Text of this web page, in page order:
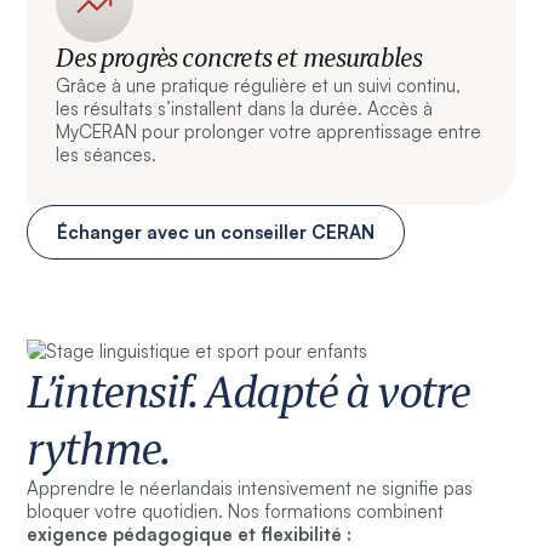
Des progrès concrets et mesurables
Grâce à une pratique régulière et un suivi continu,
les résultats s’installent dans la durée. Accès à
MyCERAN pour prolonger votre apprentissage entre
les séances.
Échanger avec un conseiller CERAN
L’intensif. Adapté à votre
rythme.
Apprendre le néerlandais intensivement ne signifie pas
bloquer votre quotidien. Nos formations combinent
exigence pédagogique et flexibilité :